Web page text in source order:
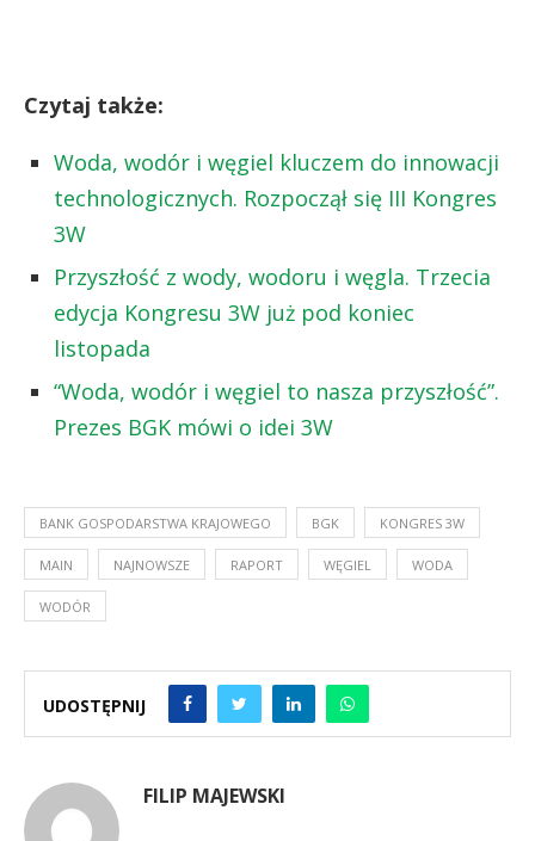
Czytaj także:
Woda, wodór i węgiel kluczem do innowacji
technologicznych. Rozpoczął się III Kongres
3W
Przyszłość z wody, wodoru i węgla. Trzecia
edycja Kongresu 3W już pod koniec
listopada
“Woda, wodór i węgiel to nasza przyszłość”.
Prezes BGK mówi o idei 3W
BANK GOSPODARSTWA KRAJOWEGO BGK KONGRES 3W
MAIN NAJNOWSZE RAPORT WĘGIEL WODA
WODÓR
UDOSTĘPNIJ
FILIP MAJEWSKI